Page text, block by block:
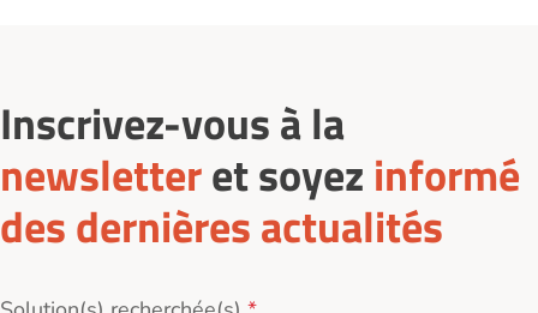
Inscrivez-vous à la
newsletteret soyez informé
des dernières actualités